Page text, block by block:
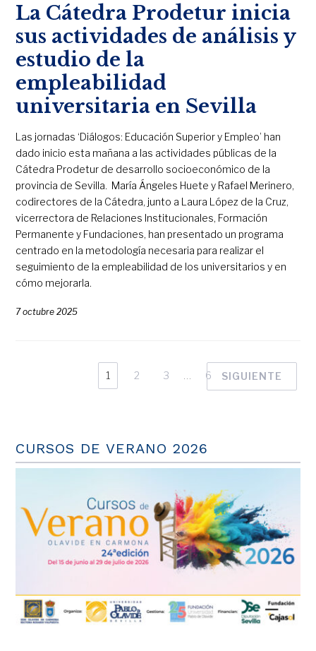
La Cátedra Prodetur inicia
sus actividades de análisis y
estudio de la
empleabilidad
universitaria en Sevilla
Las jornadas ‘Diálogos: Educación Superior y Empleo’ han
dado inicio esta mañana a las actividades públicas de la
Cátedra Prodetur de desarrollo socioeconómico de la
provincia de Sevilla. María Ángeles Huete y Rafael Merinero,
codirectores de la Cátedra, junto a Laura López de la Cruz,
vicerrectora de Relaciones Institucionales, Formación
Permanente y Fundaciones, han presentado un programa
centrado en la metodología necesaria para realizar el
seguimiento de la empleabilidad de los universitarios y en
cómo mejorarla.
7 octubre 2025
1 2 3 6 SIGUIENTE
CURSOS DE VERANO 2026